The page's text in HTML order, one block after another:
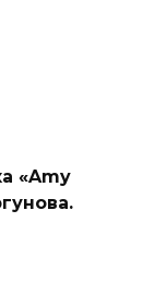
«Amy